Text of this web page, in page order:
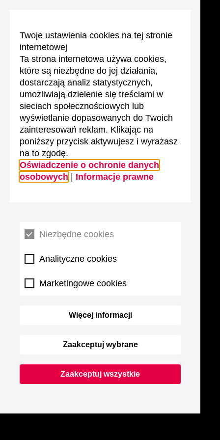
Twoje ustawienia cookies na tej stronie
internetowej
Ta strona internetowa używa cookies,
które są niezbędne do jej działania,
dostarczają analiz statystycznych,
umożliwiają dzielenie się treściami w
sieciach społecznościowych lub
wyświetlanie dopasowanych do Twoich
zainteresowań reklam. Klikając na
poniższy przycisk aktywujesz i wyrażasz
na to zgodę.
Oświadczenie o ochronie danych
osobowych
Informacje prawne
Niezbędne cookies
Analityczne cookies
Marketingowe cookies
Więcej informacji
Zaakceptuj wybrane
Zaakceptuj wszystkie